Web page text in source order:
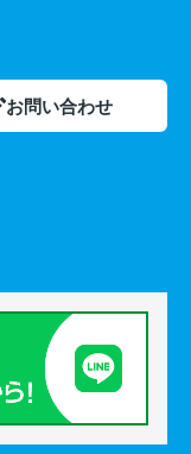
お問い合わせ